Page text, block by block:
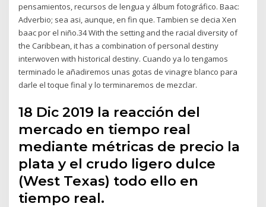
pensamientos, recursos de lengua y álbum fotográfico. Baac:
Adverbio; sea asi, aunque, en fin que. Tambien se decia Xen
baac por el niño.34 With the setting and the racial diversity of
the Caribbean, it has a combination of personal destiny
interwoven with historical destiny. Cuando ya lo tengamos
terminado le añadiremos unas gotas de vinagre blanco para
darle el toque final y lo terminaremos de mezclar.
18 Dic 2019 la reacción del
mercado en tiempo real
mediante métricas de precio la
plata y el crudo ligero dulce
(West Texas) todo ello en
tiempo real.